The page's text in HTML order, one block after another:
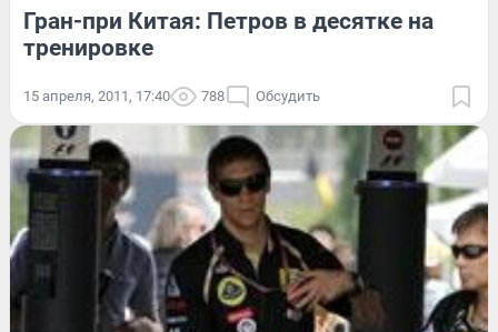
Гран-при Китая: Петров в десятке на
тренировке
15 апреля, 2011, 17:40 788 Обсудить